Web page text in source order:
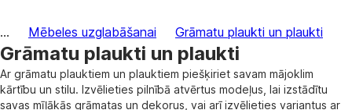
... Mēbeles uzglabāšanai Grāmatu plaukti un plaukti
Grāmatu plaukti un plaukti
Ar grāmatu plauktiem un plauktiem piešķiriet savam mājoklim
kārtību un stilu. Izvēlieties pilnībā atvērtus modeļus, lai izstādītu
savas mīļākās grāmatas un dekorus, vai arī izvēlieties variantus ar